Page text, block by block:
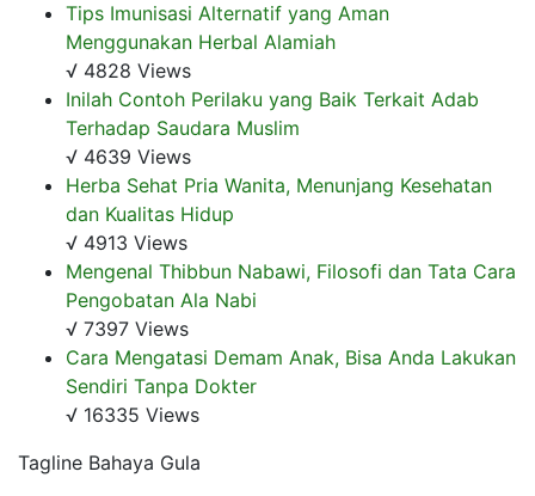
Tips Imunisasi Alternatif yang Aman
Menggunakan Herbal Alamiah
√ 4828 Views
Inilah Contoh Perilaku yang Baik Terkait Adab
Terhadap Saudara Muslim
√ 4639 Views
Herba Sehat Pria Wanita, Menunjang Kesehatan
dan Kualitas Hidup
√ 4913 Views
Mengenal Thibbun Nabawi, Filosofi dan Tata Cara
Pengobatan Ala Nabi
√ 7397 Views
Cara Mengatasi Demam Anak, Bisa Anda Lakukan
Sendiri Tanpa Dokter
√ 16335 Views
Tagline Bahaya Gula